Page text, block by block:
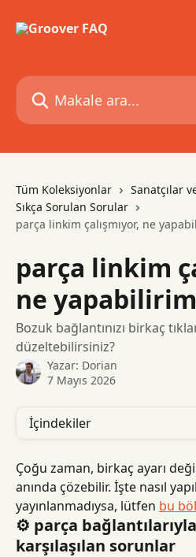
Makale ara...
Tüm Koleksiyonlar
Sanatçılar
Sıkça Sorulan Sorular
parça linkim çalışmıyor, ne
parça linkim
ne
Bozuk bağlantınızı birkaç
düzeltebilirsiniz?
Yazar: Dorian
7 Mayıs 2026
İçindekiler
Çoğu zaman, birkaç ayarı
anında çözebilir. İşte nasıl
yayınlanmadıysa, lütfen bu
⚙️ parça
karşılaşılan sorunlar